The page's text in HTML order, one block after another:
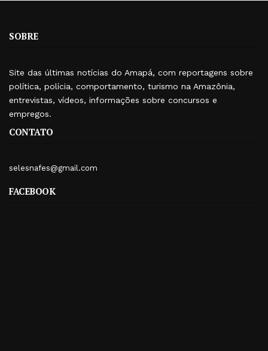
SOBRE
Site das últimas notícias do Amapá, com reportagens sobre
política, polícia, comportamento, turismo na Amazônia,
entrevistas, vídeos, informações sobre concursos e
empregos.
CONTATO
selesnafes@gmail.com
FACEBOOK